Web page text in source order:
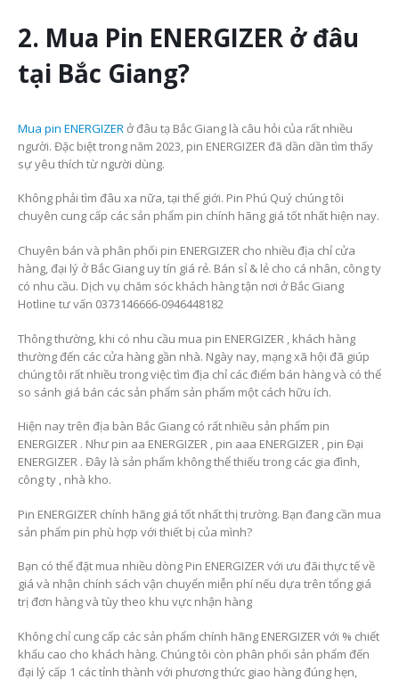
2. Mua Pin ENERGIZER ở đâu
tại Bắc Giang?
Mua pin ENERGIZERở đâu tạ Bắc Giang là câu hỏi của rất nhiều
người. Đặc biệt trong năm 2023, pin ENERGIZER đã dần dần tìm thấy
sự yêu thích từ người dùng.
Không phải tìm đâu xa nữa, tại thế giới. Pin Phú Quý chúng tôi
chuyên cung cấp các sản phẩm pin chính hãng giá tốt nhất hiện nay.
Chuyên bán và phân phối pin ENERGIZER cho nhiều địa chỉ cửa
hàng, đại lý ở Bắc Giang uy tín giá rẻ. Bán sỉ & lẻ cho cá nhân, công ty
có nhu cầu. Dịch vụ chăm sóc khách hàng tận nơi ở Bắc Giang
Hotline tư vấn 0373146666-0946448182
Thông thường, khi có nhu cầu mua pin ENERGIZER , khách hàng
thường đến các cửa hàng gần nhà. Ngày nay, mạng xã hội đã giúp
chúng tôi rất nhiều trong việc tìm địa chỉ các điểm bán hàng và có thể
so sánh giá bán các sản phẩm sản phẩm một cách hữu ích.
Hiện nay trên địa bàn Bắc Giang có rất nhiều sản phẩm pin
ENERGIZER . Như pin aa ENERGIZER , pin aaa ENERGIZER , pin Đại
ENERGIZER . Đây là sản phẩm không thể thiếu trong các gia đình,
công ty , nhà kho.
Pin ENERGIZER chính hãng giá tốt nhất thị trường. Bạn đang cần mua
sản phẩm pin phù hợp với thiết bị của mình?
Bạn có thể đặt mua nhiều dòng Pin ENERGIZER với ưu đãi thực tế về
giá và nhận chính sách vận chuyển miễn phí nếu dựa trên tổng giá
trị đơn hàng và tùy theo khu vực nhận hàng
Không chỉ cung cấp các sản phẩm chính hãng ENERGIZER với % chiết
khấu cao cho khách hàng. Chúng tôi còn phân phối sản phẩm đến
đại lý cấp 1 các tỉnh thành với phương thức giao hàng đúng hẹn,